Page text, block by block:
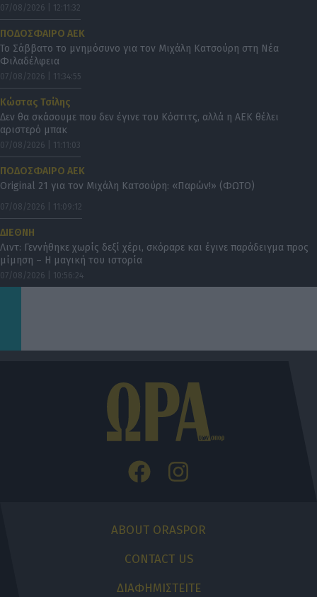
07/08/2026 | 12:11:32
ΠΟΔΟΣΦΑΙΡΟ ΑΕΚ
Το Σάββατο το μνημόσυνο για τον Μιχάλη Κατσούρη στη Νέα
Φιλαδέλφεια
07/08/2026 | 11:34:55
Κώστας Τσίλης
Δεν θα σκάσουμε που δεν έγινε του Κόστιτς, αλλά η ΑΕΚ θέλει
αριστερό μπακ
07/08/2026 | 11:11:03
ΠΟΔΟΣΦΑΙΡΟ ΑΕΚ
Original 21 για τον Μιχάλη Κατσούρη: «Παρών!» (ΦΩΤΟ)
07/08/2026 | 11:09:12
ΔΙΕΘΝΗ
Λιντ: Γεννήθηκε χωρίς δεξί χέρι, σκόραρε και έγινε παράδειγμα προς
μίμηση – Η μαγική του ιστορία
07/08/2026 | 10:56:24
ABOUT ORASPOR
CONTACT US
ΔΙΑΦΗΜΙΣΤΕΙΤΕ